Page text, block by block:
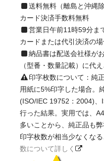
送料無料（離島と沖縄
カード決済手数料無料
営業日午前11時59分ま
カードまたは代引決済の場
納品書は配送会社様が
（型番・数量記載）に代
印字枚数について：純
用紙に5%印字した場合。
(ISO/IEC 19752：2004)
行った結果。実用では、
多いことから、純正品も
印字枚数が相当少なくな
数について詳しく